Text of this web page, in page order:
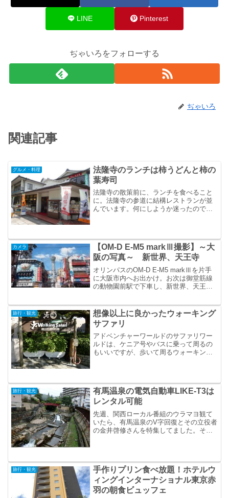
LINE Pinterest
ぢゃいろをフォローする
ぢゃいろ
関連記事
グルメ・料理
法隆寺のランチは柿うどんと柿の
葉寿司
法隆寺の散策前に、ランチを食べること
に。法隆寺の参道に結構レストランが並
んでいます。何にしようか迷ったのです
店に入りました。
カメラ
【OM-D E-M5 markⅢ撮影】～大
阪の写真～ 新世界、天王寺
オリンパスのOM-D E-M5 markⅢを片手
に大阪市内へお出かけ。お次は御堂筋線
の動物園前駅で下車し、新世界、天王寺
旅行・観光
想像以上に良かったウォーキング
サファリ
アドベンチャーワールドのサファリワー
ルドは、ケニア号やバスに乗って周るの
もいいですが、歩いて周るウォーキング
旅行・観光
有馬温泉の電気自動車LIKE-T3は
レンタル可能
先週、関西ローカル番組のウラマヨ観て
いたら、有馬温泉のV字回復とその立役者
の金井啓修さんを特集してました。その
旅行・観光
手作りプリン食べ放題！ホテルウ
ィングインターナショナル東京赤
羽の朝食ビュッフェ